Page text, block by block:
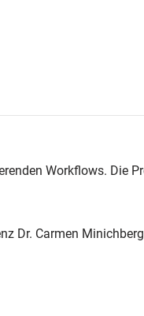
Workflows. Die
Dr. Carmen